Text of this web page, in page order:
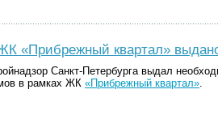
«Прибрежный квартал»
Санкт-Петербурга выдал
в рамках ЖК «Прибрежный квартал».